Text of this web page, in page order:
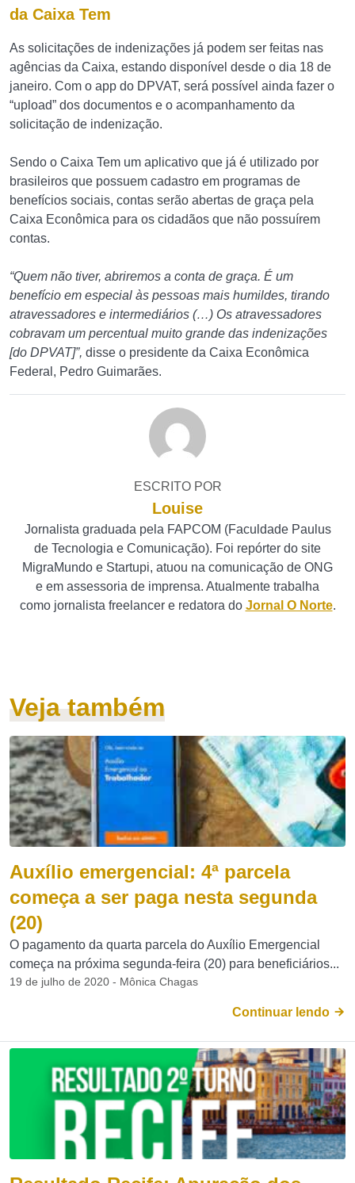
da Caixa Tem
As solicitações de indenizações já podem ser feitas nas
agências da Caixa, estando disponível desde o dia 18 de
janeiro. Com o app do DPVAT, será possível ainda fazer o
“upload” dos documentos e o acompanhamento da
solicitação de indenização.
Sendo o Caixa Tem um aplicativo que já é utilizado por
brasileiros que possuem cadastro em programas de
benefícios sociais, contas serão abertas de graça pela
Caixa Econômica para os cidadãos que não possuírem
contas.
“Quem não tiver, abriremos a conta de graça. É um
benefício em especial às pessoas mais humildes, tirando
atravessadores e intermediários (…) Os atravessadores
cobravam um percentual muito grande das indenizações
[do DPVAT]”, disse o presidente da Caixa Econômica
Federal, Pedro Guimarães.
ESCRITO POR
Louise
Jornalista graduada pela FAPCOM (Faculdade Paulus
de Tecnologia e Comunicação). Foi repórter do site
MigraMundo e Startupi, atuou na comunicação de ONG
e em assessoria de imprensa. Atualmente trabalha
como jornalista freelancer e redatora do Jornal O Norte.
Veja também
Auxílio emergencial: 4ª parcela
começa a ser paga nesta segunda
(20)
O pagamento da quarta parcela do Auxílio Emergencial
começa na próxima segunda-feira (20) para beneficiários...
19 de julho de 2020 - Mônica Chagas
Continuar lendo